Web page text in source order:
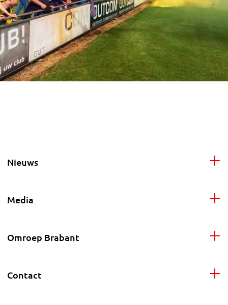
Nieuws
Media
Omroep Brabant
Contact